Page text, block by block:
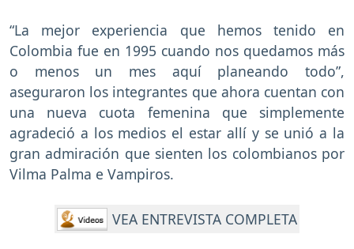
“La mejor experiencia que hemos tenido en
Colombia fue en 1995 cuando nos quedamos más
o menos un mes aquí planeando todo”,
aseguraron los integrantes que ahora cuentan con
una nueva cuota femenina que simplemente
agradeció a los medios el estar allí y se unió a la
gran admiración que sienten los colombianos por
Vilma Palma e Vampiros.
VEA ENTREVISTA COMPLETA